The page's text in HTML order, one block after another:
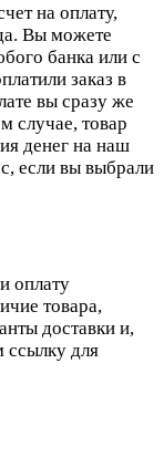
на оплату,
Вы можете
банка или с
заказ в
вы сразу же
случае, товар
денег на наш
если вы выбрали
оплату
товара,
доставки и,
ссылку для